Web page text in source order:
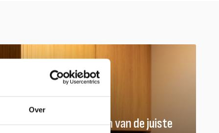
Over
Hulp nodig bij het vinden van de juiste